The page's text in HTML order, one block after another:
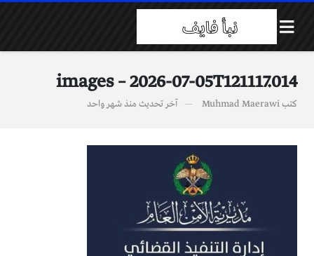
images – 2026-07-05T121117.014
كتبMuhmad Maerawi آخر تحديث منذ شهر واحد